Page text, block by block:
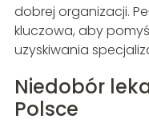
dobrej organizacji.
kluczowa, aby
uzyskiwania
Niedobór
Polsce